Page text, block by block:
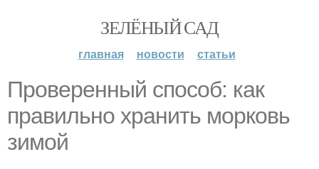
ЗЕЛЁНЫЙ САД
главная новости статьи
Проверенный способ: как
правильно хранить морковь
зимой